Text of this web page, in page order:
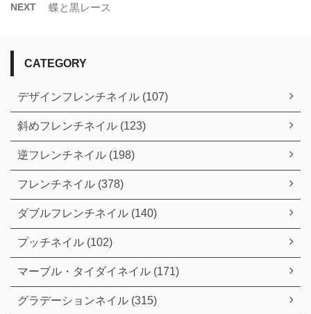
NEXT 蝶と黒レース
CATEGORY
デザインフレンチネイル (107)
斜めフレンチネイル (123)
逆フレンチネイル (198)
フレンチネイル (378)
ダブルフレンチネイル (140)
プッチネイル (102)
マーブル・タイダイネイル (171)
グラデーションネイル (315)